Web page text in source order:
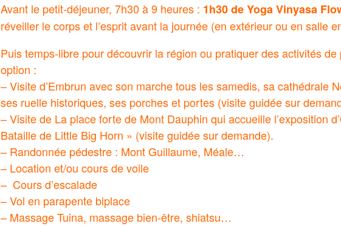
Avant le petit-déjeuner, 7h30 à 9 heures : 1h30 de YogaVinyasa
réveiller le corps et l’esprit avant la journée (en extérieur ou en salle
Puis temps-libre pour découvrir la région ou pratiquer des activités de
option :
– Visite d’Embrun avec son marche tous les samedis, sa cathédrale
ses ruelle historiques, ses porches et portes (visite guidée sur
– Visite de La place forte de Mont Dauphin qui accueille l’exposition
Bataille de Little Big Horn » (visite guidée sur demande).
– Randonnée pédestre : Mont Guillaume, Méale…
– Location et/ou cours de voile
– Cours d’escalade
– Vol en parapente biplace
– Massage Tuina, massage bien-être, shiatsu…